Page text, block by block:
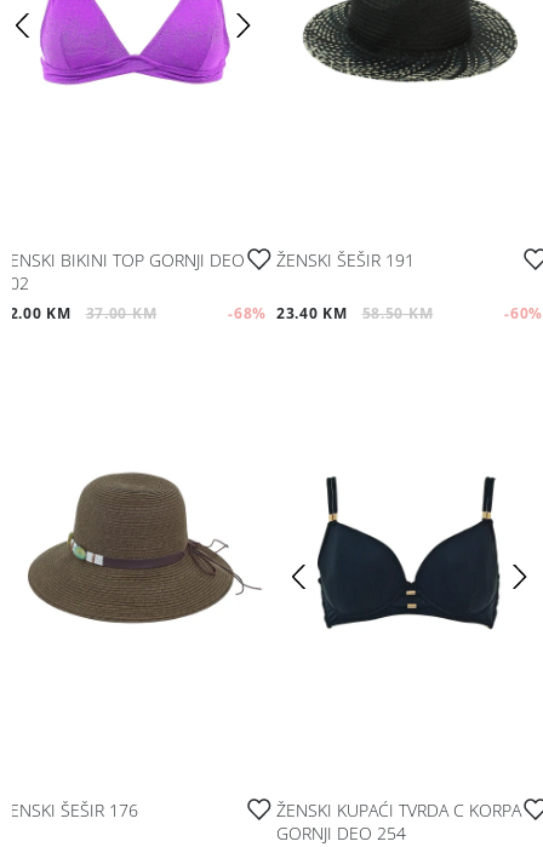
ŽENSKI BIKINI TOP GORNJI DEO
102
12.00 KM 37.00 KM -68%
ŽENSKI ŠEŠIR 191
23.40 KM 58.50 KM -60%
ŽENSKI ŠEŠIR 176
ŽENSKI KUPAĆI TVRDA C KORPA
GORNJI DEO 254